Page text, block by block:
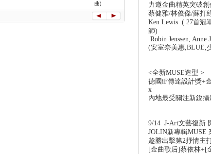
曲)
曲)
力邀金曲精英突破
蔡健雅/林俊傑/蘇打
Ken Lewis ( 27首冠
師)
Robin Jenssen,
(安室奈美惠,BLUE,
<全新MUSE造型 >
德國iF傳達設計獎+
x
內地最受關注新銳
9/14 J-Art文藝復新
JOLIN新專輯MUSE
趁勝出擊第2抒情主
[金曲歌后]蔡依林+[